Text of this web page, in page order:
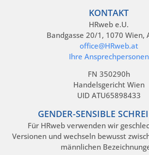
KONTAKT
HRweb e.U.
Bandgasse 20/1, 1070 Wien,
office@HRweb.at
Ihre Ansprechpersonen
FN 350290h
Handelsgericht Wien
UID ATU65898433
GENDER-SENSIBLE
Für HRweb verwenden wir
Versionen und wechseln bewusst
männlichen